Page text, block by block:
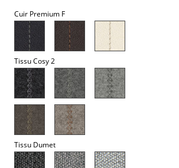
luminaires
Cuir Premium F
Tissu Cosy 2
Tissu Dumet